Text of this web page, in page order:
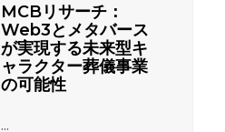
MCBリサーチ：
Web3とメタバース
が実現する未来型キ
ャラクター葬儀事業
の可能性
...